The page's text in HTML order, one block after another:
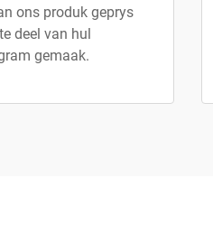
ons produk geprys
deel van hul
gemaak.